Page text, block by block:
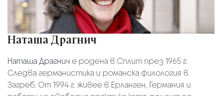
Наташа Драгнич
Наташа Драгнич е родена в Сплит през 1965 г.
Следва германистика и романска филология в
Загреб. От 1994 г. живее в Ерланген, Германия и